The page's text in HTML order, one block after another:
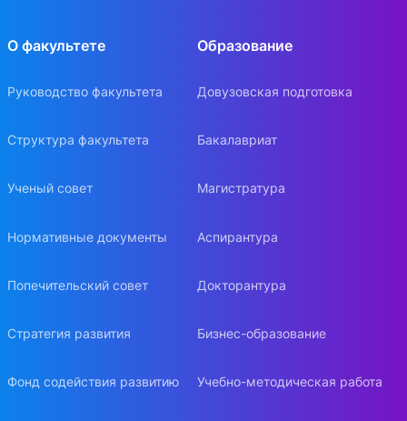
О факультете
Руководство факультета
Структура факультета
Ученый совет
Нормативные документы
Попечительский совет
Стратегия развития
Фонд содействия развитию
Образование
Довузовская подготовка
Бакалавриат
Магистратура
Аспирантура
Докторантура
Бизнес-образование
Учебно-методическая работа